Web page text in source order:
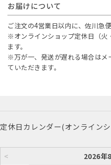
お届けについて
ご注文の4営業日以内に、佐川急
※オンラインショップ定休日（火
ます。
※万が一、発送が遅れる場合はメ
ていただきます。
定休日カレンダー(オンライン
< 2026年